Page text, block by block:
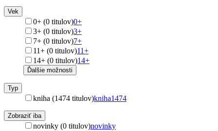
Vek
0+ (0 titulov)0+
3+ (0 titulov)3+
7+ (0 titulov)7+
11+ (0 titulov)11+
14+ (0 titulov)14+
Ďalšie možnosti
Typ
kniha (1474 titulov)kniha1474
Zobraziť iba
novinky (0 titulov)novinky